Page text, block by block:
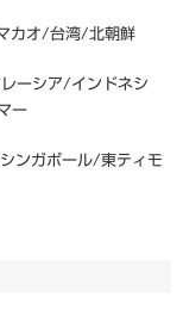
台湾/北朝鮮
ア/インドネシ
ー
ール/東ティモ